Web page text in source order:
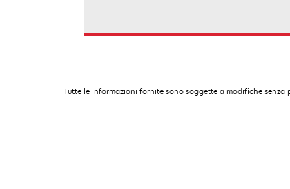
Tutte le informazioni fornite sono soggette a modifiche